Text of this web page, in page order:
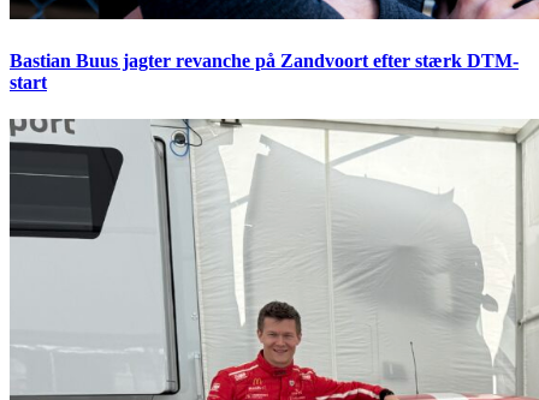
Bastian Buus jagter revanche på Zandvoort efter stærk DTM-
start